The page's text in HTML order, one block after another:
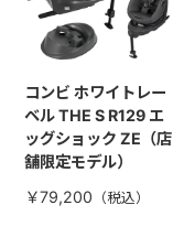
コンビ ホワイトレー
ベル THE S R129 エ
ッグショック ZE（店
舗限定モデル）
￥79,200